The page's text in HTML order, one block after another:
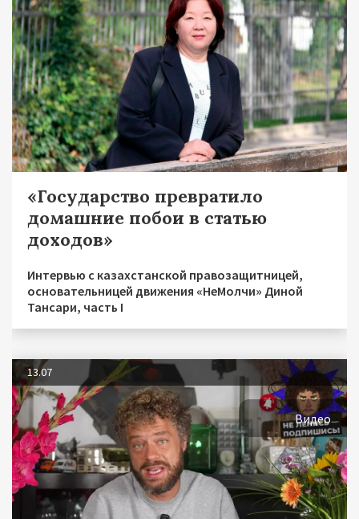
«Государство превратило
домашние побои в статью
доходов»
Интервью с казахстанской правозащитницей,
основательницей движения «НеМолчи» Диной
Тансари, часть I
13.07
Видео